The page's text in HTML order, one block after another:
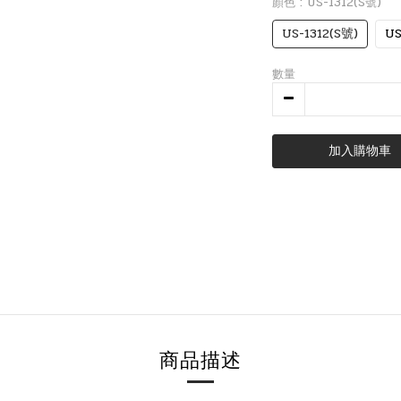
US-1312(S號)
數量
加入購物車
商品描述